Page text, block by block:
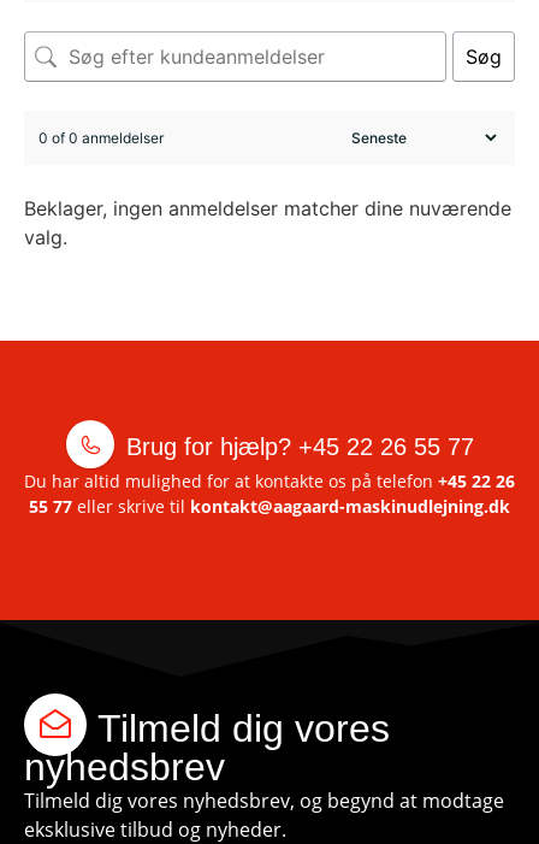
Søg
0 of 0 anmeldelser
Beklager, ingen anmeldelser matcher dine nuværende
valg.
Brug for hjælp? +45 22 26 55 77
Du har altid mulighed for at kontakte os på telefon +45 22 26
55 77 eller skrive til kontakt@aagaard-maskinudlejning.dk
Tilmeld dig vores
nyhedsbrev
Tilmeld dig vores nyhedsbrev, og begynd at modtage
eksklusive tilbud og nyheder.